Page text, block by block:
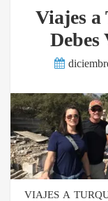
Viajes a
VIAJES A